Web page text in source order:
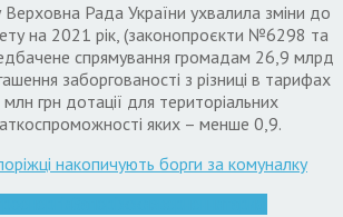
Рада України ухвалила зміни до
на 2021 рік, (законопроєкти №6298 та
спрямування громадам 26,9 млрд
заборгованості з різниці в тарифах
грн дотації для територіальних
яких – менше 0,9.
накопичують борги за комуналку